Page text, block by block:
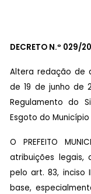
DECRETO N.º 029/
Altera redação de
de 19 de junho de
Regulamento do
Esgoto do
O PREFEITO
atribuições legais,
pelo art. 83, inciso
base,